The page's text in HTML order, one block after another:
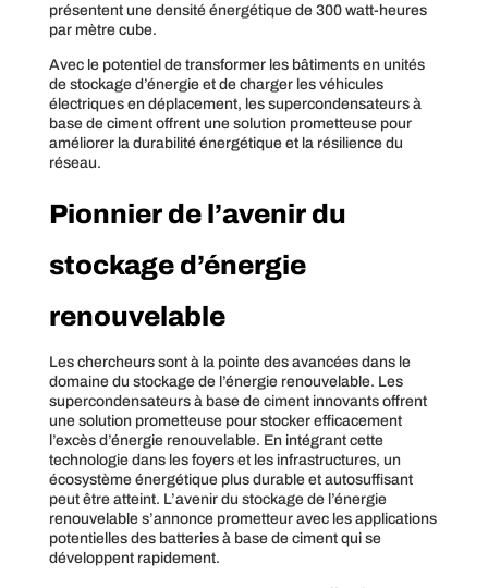
présentent une densité énergétique de 300 watt-heures
par mètre cube.
Avec le potentiel de transformer les bâtiments en unités
de stockage d’énergie et de charger les véhicules
électriques en déplacement, les supercondensateurs à
base de ciment offrent une solution prometteuse pour
améliorer la durabilité énergétique et la résilience du
réseau.
Pionnier de l’avenir du
stockage d’énergie
renouvelable
Les chercheurs sont à la pointe des avancées dans le
domaine du stockage de l’énergie renouvelable. Les
supercondensateurs à base de ciment innovants offrent
une solution prometteuse pour stocker efficacement
l’excès d’énergie renouvelable. En intégrant cette
technologie dans les foyers et les infrastructures, un
écosystème énergétique plus durable et autosuffisant
peut être atteint. L’avenir du stockage de l’énergie
renouvelable s’annonce prometteur avec les applications
potentielles des batteries à base de ciment qui se
développent rapidement.